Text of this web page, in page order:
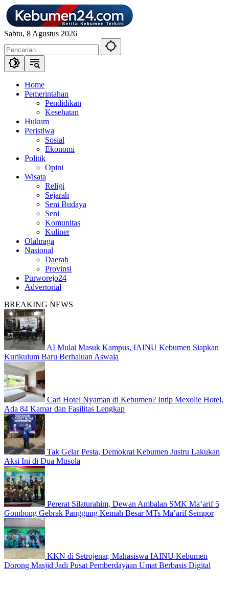
Langsung
ke
konten
Sabtu, 8 Agustus 2026
Home
Pemerintahan
Pendidikan
Kesehatan
Hukum
Peristiwa
Sosial
Ekonomi
Politik
Opini
Wisata
Religi
Sejarah
Seni Budaya
Seni
Komunitas
Kuliner
Olahraga
Nasional
Daerah
Provinsi
Purworejo24
Advertorial
BREAKING NEWS
AI Mulai Masuk Kampus, IAINU Kebumen Siapkan
Kurikulum Baru Berhaluan Aswaja
Cari Hotel Nyaman di Kebumen? Intip Mexolie Hotel,
Ada 84 Kamar dan Fasilitas Lengkap
Tak Gelar Pesta, Demokrat Kebumen Justru Lakukan
Aksi Ini di Dua Musola
Pererat Silaturahim, Dewan Ambalan SMK Ma’arif 5
Gombong Gebrak Panggung Kemah Besar MTs Ma’arif Sempor
KKN di Setrojenar, Mahasiswa IAINU Kebumen
Dorong Masjid Jadi Pusat Pemberdayaan Umat Berbasis Digital